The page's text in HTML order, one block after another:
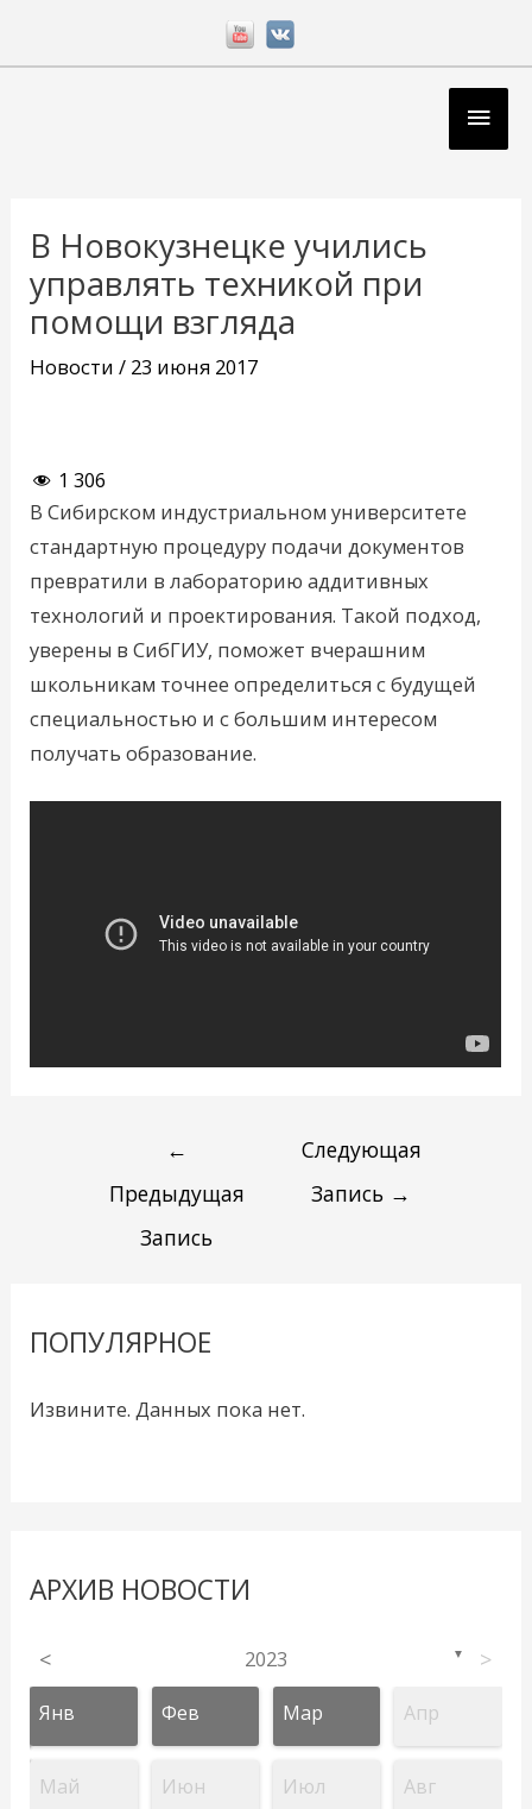
В Новокузнецке учились
управлять техникой при
помощи взгляда
Новости / 23 июня 2017
1 306
В Сибирском индустриальном университете
стандартную процедуру подачи документов
превратили в лабораторию аддитивных
технологий и проектирования. Такой подход,
уверены в СибГИУ, поможет вчерашним
школьникам точнее определиться с будущей
специальностью и с большим интересом
получать образование.
записям
←
Предыдущая
Запись
Следующая
Запись →
ПОПУЛЯРНОЕ
Извините. Данных пока нет.
АРХИВ НОВОСТИ
< 2023 ▼ >
Янв Фев Мар Апр
Май Июн Июл Авг